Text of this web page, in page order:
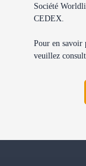
Société
CEDEX.
Pour en savoir
veuillez